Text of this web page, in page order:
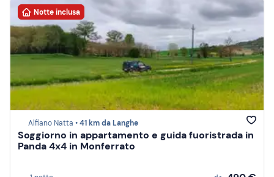
Notte inclusa
Alfiano Natta •41 km da Langhe
Soggiorno in appartamento e guida fuoristrada in
Panda 4x4 in Monferrato